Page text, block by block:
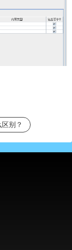
别？